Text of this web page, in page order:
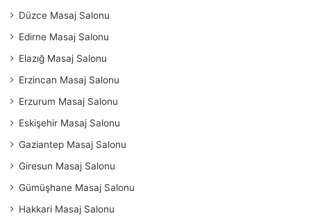
Düzce Masaj Salonu
Edirne Masaj Salonu
Elazığ Masaj Salonu
Erzincan Masaj Salonu
Erzurum Masaj Salonu
Eskişehir Masaj Salonu
Gaziantep Masaj Salonu
Giresun Masaj Salonu
Gümüşhane Masaj Salonu
Hakkari Masaj Salonu